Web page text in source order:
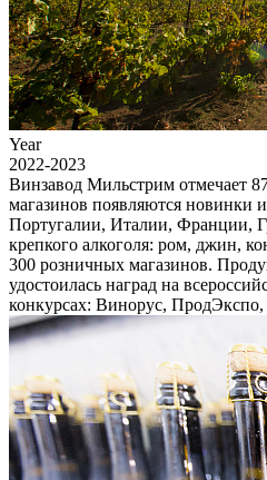
Year
2022-2023
Винзавод Мильстрим отмечает
магазинов появляются новинки
Португалии, Италии, Франции,
крепкого алкоголя: ром, джин,
300 розничных магазинов.
удостоилась наград на
конкурсах: Винорус,